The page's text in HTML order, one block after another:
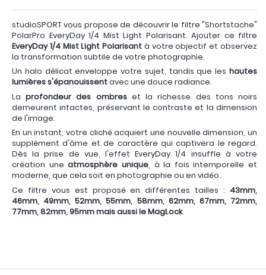
studioSPORT vous propose de découvrir le filtre "Shortstache"
PolarPro EveryDay 1/4 Mist Light Polarisant. Ajouter ce filtre
EveryDay 1/4 Mist Light Polarisant à votre objectif et observez
la transformation subtile de votre photographie.
Un halo délicat enveloppe votre sujet, tandis que les hautes
lumières s'épanouissentavec une douce radiance.
Laprofondeur des ombreset la richesse des tons noirs
demeurent intactes, préservant le contraste et la dimension
de l'image.
En un instant, votre cliché acquiert une nouvelle dimension, un
supplément d'âme et de caractère qui captivera le regard.
Dès la prise de vue, l'effet EveryDay 1/4 insuffle à votre
création uneatmosphère unique, à la fois intemporelle et
moderne, que cela soit en photographie ou en vidéo.
Ce filtre vous est proposé en différentes tailles : 43mm,
46mm, 49mm, 52mm, 55mm, 58mm, 62mm, 67mm, 72mm,
77mm, 82mm, 95mm mais aussi le MagLock.